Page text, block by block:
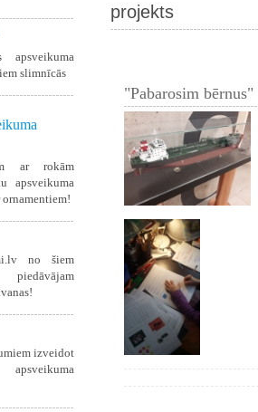
apsveikuma
slimnīcās
ar rokām
apsveikuma
no šiem
izveidot
projekts
"Pabarosim